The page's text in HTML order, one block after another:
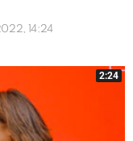
14:24
2:24